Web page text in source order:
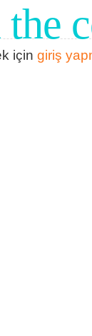
için giriş